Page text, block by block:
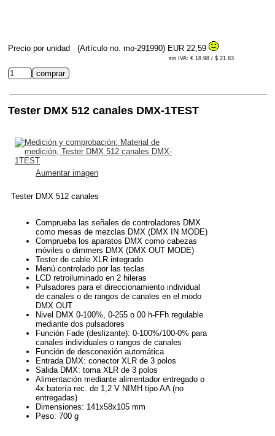
Precio por unidad (Artículo no. mo-291990) EUR 22,59
sin IVA: € 18.98 / $ 21.83
Tester DMX 512 canales DMX-1TEST
Aumentar imagen
Tester DMX 512 canales
Comprueba las señales de controladores DMX
como mesas de mezclas DMX (DMX IN MODE)
Comprueba los aparatos DMX como cabezas
móviles o dimmers DMX (DMX OUT MODE)
Tester de cable XLR integrado
Menú controlado por las teclas
LCD retroiluminado en 2 hileras
Pulsadores para el direccionamiento individual
de canales o de rangos de canales en el modo
DMX OUT
Nivel DMX 0-100%, 0-255 o 00 h-FFh regulable
mediante dos pulsadores
Función Fade (deslizante): 0-100%/100-0% para
canales individuales o rangos de canales
Función de desconexión automática
Entrada DMX: conector XLR de 3 polos
Salida DMX: toma XLR de 3 polos
Alimentación mediante alimentador entregado o
4x batería rec. de 1,2 V NIMH tipo AA (no
entregadas)
Dimensiones: 141x58x105 mm
Peso: 700 g